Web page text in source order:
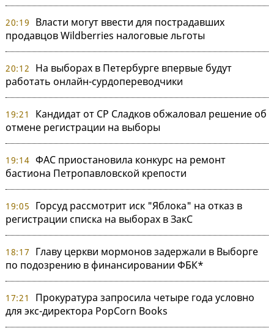
20:19
Власти могут ввести для пострадавших
продавцов Wildberries налоговые льготы
20:12
На выборах в Петербурге впервые будут
работать онлайн-сурдопереводчики
19:21
Кандидат от СР Сладков обжаловал решение об
отмене регистрации на выборы
19:14 ФАС приостановила конкурс на ремонт
бастиона Петропавловской крепости
19:05
Горсуд рассмотрит иск "Яблока" на отказ в
регистрации списка на выборах в ЗакС
18:17
Главу церкви мормонов задержали в Выборге
по подозрению в финансировании ФБК*
17:21
Прокуратура запросила четыре года условно
для экс-директора PopCorn Books